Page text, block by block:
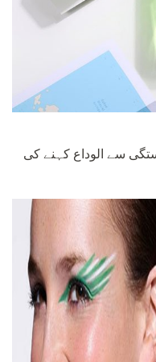
سے الوداع کہنے کی